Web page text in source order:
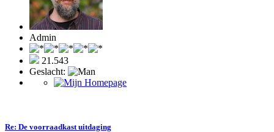
Admin
21.543
Geslacht:
Re: De voorraadkast uitdaging